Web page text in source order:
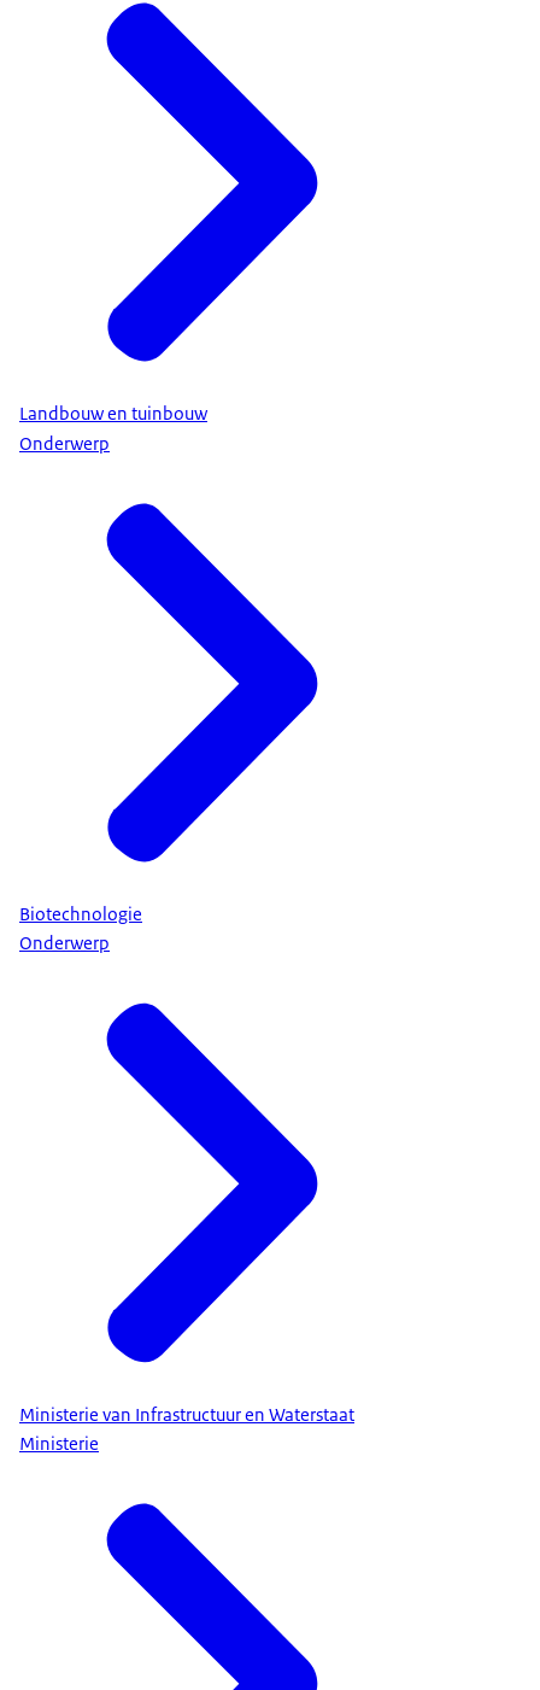
Landbouw en tuinbouw
Onderwerp
Biotechnologie
Onderwerp
Ministerie van Infrastructuur en Waterstaat
Ministerie